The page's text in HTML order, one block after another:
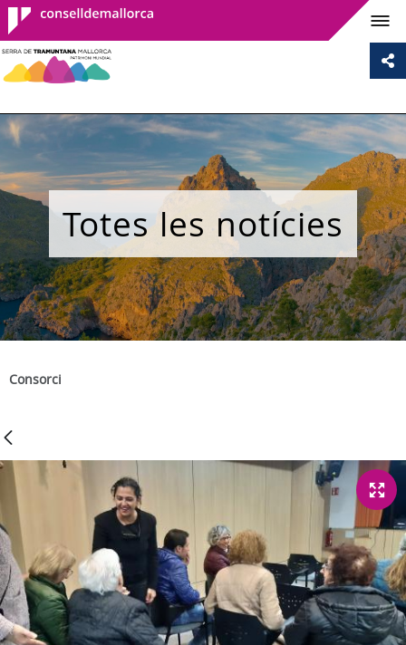
Consell de
Mallorca
Totes les notícies
Consorci